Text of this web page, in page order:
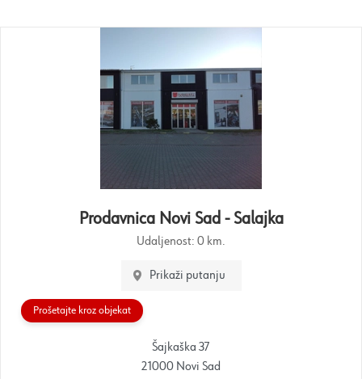
Prodavnica Novi Sad - Salajka
Udaljenost: 0 km.
Prikaži putanju
Prošetajte kroz objekat
Šajkaška 37
21000 Novi Sad